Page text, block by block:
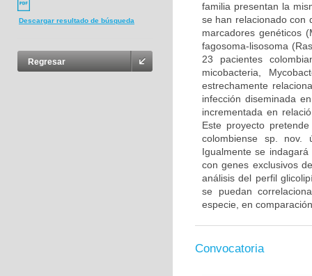
Descargar resultado de búsqueda
Regresar
familia presentan la
se han relacionado con
marcadores genéticos
fagosoma-lisosoma
23 pacientes
micobacteria,
estrechamente
infección diseminada
incrementada en
Este proyecto
colombiense sp. nov.
Igualmente se
con genes exclusivos
análisis del perfil
se puedan
especie, en
Convocatoria